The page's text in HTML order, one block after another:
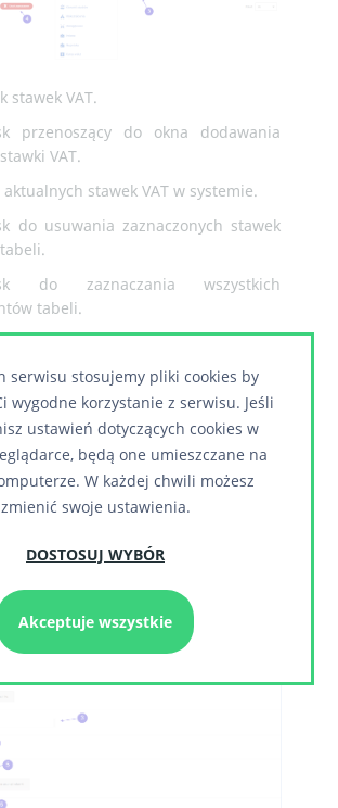
stawek VAT.
przenoszący do okna dodawania
VAT.
aktualnych stawek VAT w systemie.
do usuwania zaznaczonych stawek
do zaznaczania wszystkich
tabeli.
do utworzenia skrótu do okna stawki
ekranie głównym panelu.
do wyszukiwania danych w
Ekran tworzenia nowej
VAT
serwisu stosujemy pliki cookies by
wygodne korzystanie z serwisu. Jeśli
ustawień dotyczących cookies w
będą one umieszczane na
W każdej chwili możesz
zmienić swoje ustawienia.
DOSTOSUJ WYBÓR
Akceptuje wszystkie